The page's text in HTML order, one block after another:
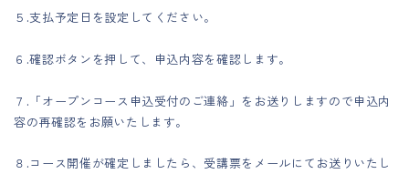
５.支払予定日を設定してください。
６.確認ボタンを押して、申込内容を確認します。
７.「オープンコース申込受付のご連絡」をお送りしますので申込内
容の再確認をお願いたします。
８.コース開催が確定しましたら、受講票をメールにてお送りいたし